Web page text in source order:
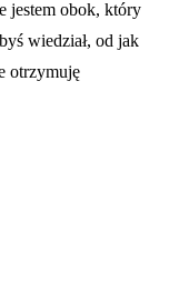
jestem obok, który
wiedział, od jak
otrzymuję